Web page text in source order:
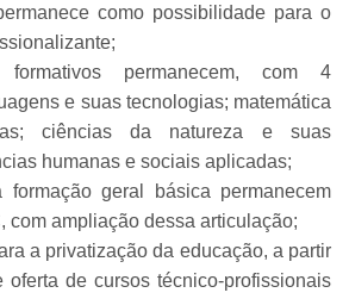
como possibilidade para o
permanecem, com 4
e suas tecnologias; matemática
ciências da natureza e suas
humanas e sociais aplicadas;
geral básica permanecem
com ampliação dessa articulação;
a privatização da educação, a partir
de cursos técnico-profissionais